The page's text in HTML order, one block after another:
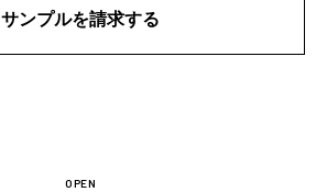
サンプルを請求する
OPEN